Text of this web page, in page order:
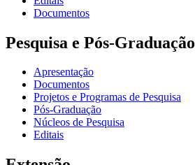
Documentos
Pesquisa e Pós-Graduação
Apresentação
Documentos
Projetos e Programas de Pesquisa
Pós-Graduação
Núcleos de Pesquisa
Editais